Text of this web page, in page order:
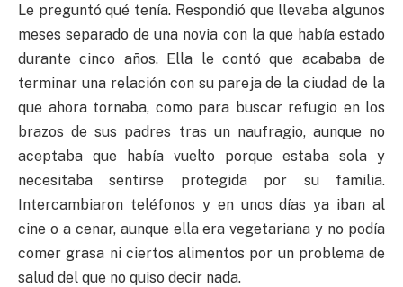
Le preguntó qué tenía. Respondió que llevaba algunos
meses separado de una novia con la que había estado
durante cinco años. Ella le contó que acababa de
terminar una relación con su pareja de la ciudad de la
que ahora tornaba, como para buscar refugio en los
brazos de sus padres tras un naufragio, aunque no
aceptaba que había vuelto porque estaba sola y
necesitaba sentirse protegida por su familia.
Intercambiaron teléfonos y en unos días ya iban al
cine o a cenar, aunque ella era vegetariana y no podía
comer grasa ni ciertos alimentos por un problema de
salud del que no quiso decir nada.